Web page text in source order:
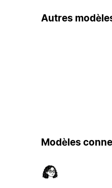
Autres
Modèles